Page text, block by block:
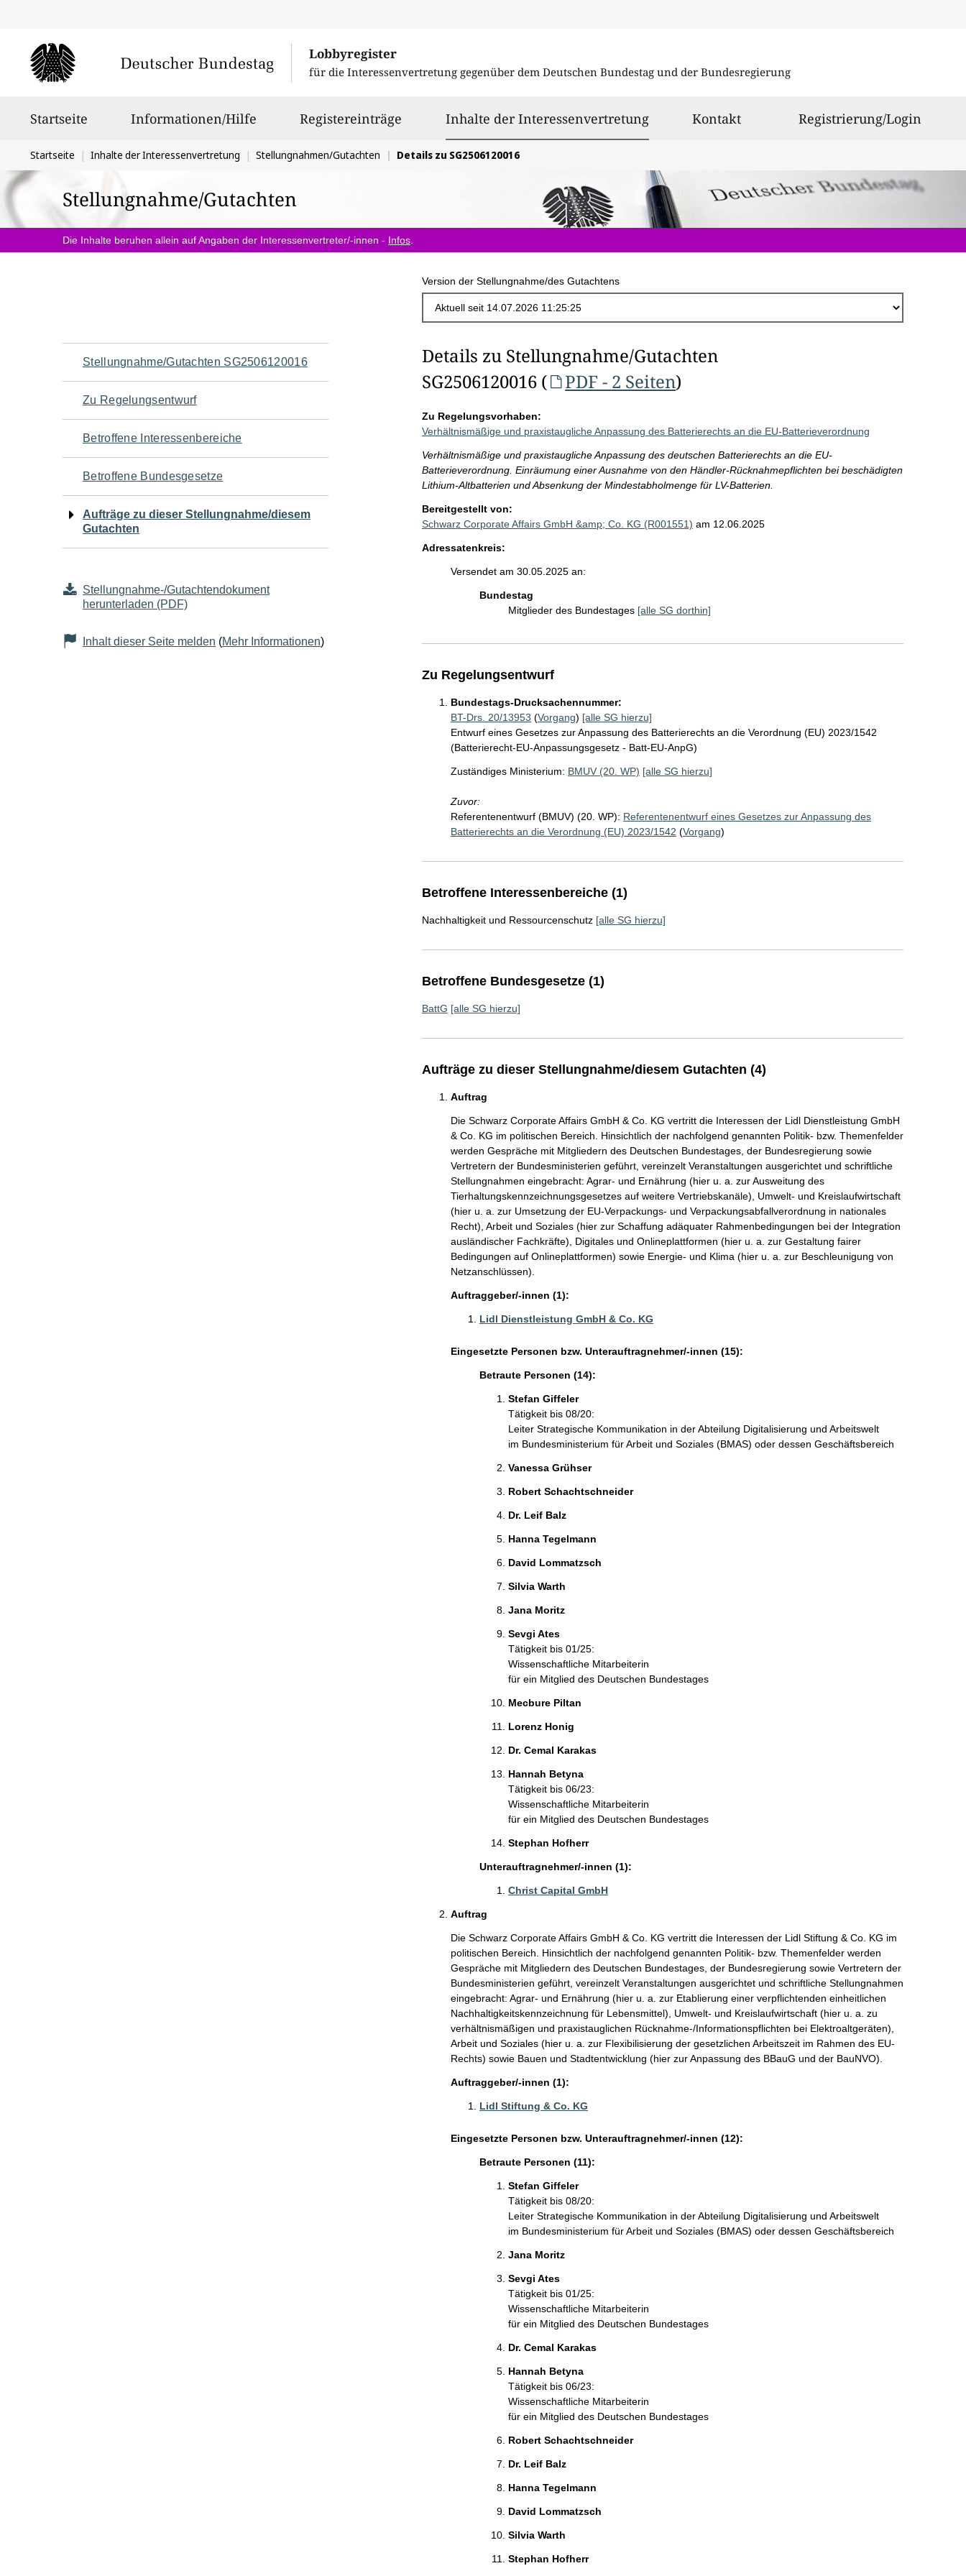
Lobbyregister
für die Interessenvertretung gegenüber dem Deutschen Bundestag und der Bundesregierung
Startseite Informationen/Hilfe Registereinträge Inhalte der Interessenvertretungausgewählt
Kontakt Registrierung/Login
Sie
befinden
sich
hier:
Startseite Inhalte der Interessenvertretung Stellungnahmen/Gutachten Details zu SG2506120016
Stellungnahme/Gutachten
Die Inhalte beruhen allein auf Angaben der Interessenvertreter/-innen - Infos
Version der Stellungnahme/des Gutachtens
Navigation
für
den
Seiteninhalt
Stellungnahme/Gutachten SG2506120016
Zu Regelungsentwurf
Betroffene Interessenbereiche
Betroffene Bundesgesetze
Aufträge zu dieser Stellungnahme/diesem
Gutachten
Stellungnahme-/Gutachtendokument
herunterladen (PDF)
Inhalt dieser Seite melden (Mehr Informationen)
Details zu Stellungnahme/Gutachten
SG2506120016 (
PDF - 2 Seiten)
Zu Regelungsvorhaben:
Verhältnismäßige und praxistaugliche Anpassung des Batterierechts an die EU-Batterieverordnung
Verhältnismäßige und praxistaugliche Anpassung des deutschen Batterierechts an die EU-
Batterieverordnung. Einräumung einer Ausnahme von den Händler-Rücknahmepflichten bei beschädigten
Lithium-Altbatterien und Absenkung der Mindestabholmenge für LV-Batterien.
Bereitgestellt von:
Schwarz Corporate Affairs GmbH &amp; Co. KG (R001551) am 12.06.2025
Adressatenkreis:
Versendet am 30.05.2025 an:
Bundestag
Mitglieder des Bundestages [alle SG dorthin]
Zu Regelungsentwurf
Bundestags-Drucksachennummer:
BT-Drs. 20/13953 (Vorgang) [alle SG hierzu]
Entwurf eines Gesetzes zur Anpassung des Batterierechts an die Verordnung (EU) 2023/1542
(Batterierecht-EU-Anpassungsgesetz - Batt-EU-AnpG)
Zuständiges Ministerium: BMUV (20. WP) [alle SG hierzu]
Zuvor:
Referentenentwurf (BMUV) (20. WP): Referentenentwurf eines Gesetzes zur Anpassung des
Batterierechts an die Verordnung (EU) 2023/1542 (Vorgang)
Betroffene Interessenbereiche (1)
Nachhaltigkeit und Ressourcenschutz [alle SG hierzu]
Betroffene Bundesgesetze (1)
BattG [alle SG hierzu]
Aufträge zu dieser Stellungnahme/diesem Gutachten (4)
Auftrag
Die Schwarz Corporate Affairs GmbH & Co. KG vertritt die Interessen der Lidl Dienstleistung GmbH
& Co. KG im politischen Bereich. Hinsichtlich der nachfolgend genannten Politik- bzw. Themenfelder
werden Gespräche mit Mitgliedern des Deutschen Bundestages, der Bundesregierung sowie
Vertretern der Bundesministerien geführt, vereinzelt Veranstaltungen ausgerichtet und schriftliche
Stellungnahmen eingebracht: Agrar- und Ernährung (hier u. a. zur Ausweitung des
Tierhaltungskennzeichnungsgesetzes auf weitere Vertriebskanäle), Umwelt- und Kreislaufwirtschaft
(hier u. a. zur Umsetzung der EU-Verpackungs- und Verpackungsabfallverordnung in nationales
Recht), Arbeit und Soziales (hier zur Schaffung adäquater Rahmenbedingungen bei der Integration
ausländischer Fachkräfte), Digitales und Onlineplattformen (hier u. a. zur Gestaltung fairer
Bedingungen auf Onlineplattformen) sowie Energie- und Klima (hier u. a. zur Beschleunigung von
Netzanschlüssen).
Auftraggeber/-innen (1):
Lidl Dienstleistung GmbH & Co. KG
Eingesetzte Personen bzw. Unterauftragnehmer/-innen (15):
Betraute Personen (14):
Stefan Giffeler
Tätigkeit bis 08/20:
Leiter Strategische Kommunikation in der Abteilung Digitalisierung und Arbeitswelt
im Bundesministerium für Arbeit und Soziales (BMAS) oder dessen Geschäftsbereich
Vanessa Grühser
Robert Schachtschneider
Dr. Leif Balz
Hanna Tegelmann
David Lommatzsch
Silvia Warth
Jana Moritz
Sevgi Ates
Tätigkeit bis 01/25:
Wissenschaftliche Mitarbeiterin
für ein Mitglied des Deutschen Bundestages
Mecbure Piltan
Lorenz Honig
Dr. Cemal Karakas
Hannah Betyna
Tätigkeit bis 06/23:
Wissenschaftliche Mitarbeiterin
für ein Mitglied des Deutschen Bundestages
Stephan Hofherr
Unterauftragnehmer/-innen (1):
Christ Capital GmbH
Auftrag
Die Schwarz Corporate Affairs GmbH & Co. KG vertritt die Interessen der Lidl Stiftung & Co. KG im
politischen Bereich. Hinsichtlich der nachfolgend genannten Politik- bzw. Themenfelder werden
Gespräche mit Mitgliedern des Deutschen Bundestages, der Bundesregierung sowie Vertretern der
Bundesministerien geführt, vereinzelt Veranstaltungen ausgerichtet und schriftliche Stellungnahmen
eingebracht: Agrar- und Ernährung (hier u. a. zur Etablierung einer verpflichtenden einheitlichen
Nachhaltigkeitskennzeichnung für Lebensmittel), Umwelt- und Kreislaufwirtschaft (hier u. a. zu
verhältnismäßigen und praxistauglichen Rücknahme-/Informationspflichten bei Elektroaltgeräten),
Arbeit und Soziales (hier u. a. zur Flexibilisierung der gesetzlichen Arbeitszeit im Rahmen des EU-
Rechts) sowie Bauen und Stadtentwicklung (hier zur Anpassung des BBauG und der BauNVO).
Auftraggeber/-innen (1):
Lidl Stiftung & Co. KG
Eingesetzte Personen bzw. Unterauftragnehmer/-innen (12):
Betraute Personen (11):
Stefan Giffeler
Tätigkeit bis 08/20:
Leiter Strategische Kommunikation in der Abteilung Digitalisierung und Arbeitswelt
im Bundesministerium für Arbeit und Soziales (BMAS) oder dessen Geschäftsbereich
Jana Moritz
Sevgi Ates
Tätigkeit bis 01/25:
Wissenschaftliche Mitarbeiterin
für ein Mitglied des Deutschen Bundestages
Dr. Cemal Karakas
Hannah Betyna
Tätigkeit bis 06/23:
Wissenschaftliche Mitarbeiterin
für ein Mitglied des Deutschen Bundestages
Robert Schachtschneider
Dr. Leif Balz
Hanna Tegelmann
David Lommatzsch
Silvia Warth
Stephan Hofherr